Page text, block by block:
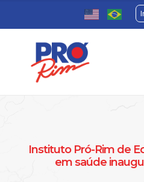
Instituto Pró-Rim de
em saúde